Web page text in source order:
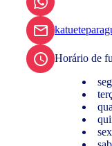
Horário de